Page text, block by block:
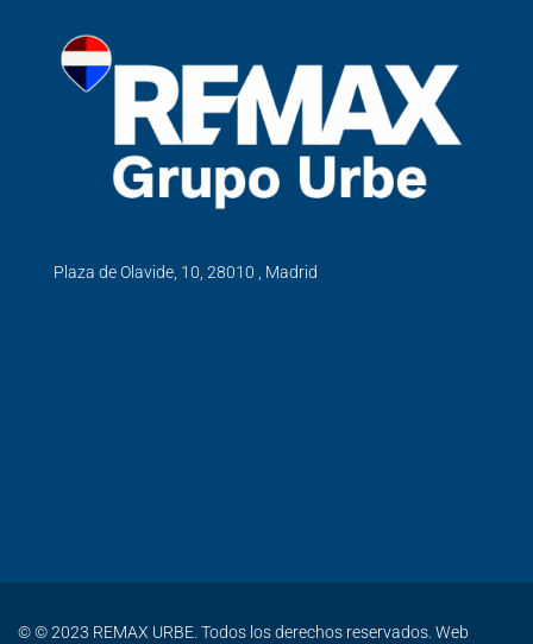
Plaza de Olavide, 10, 28010 , Madrid
© © 2023 REMAX URBE. Todos los derechos reservados. Web